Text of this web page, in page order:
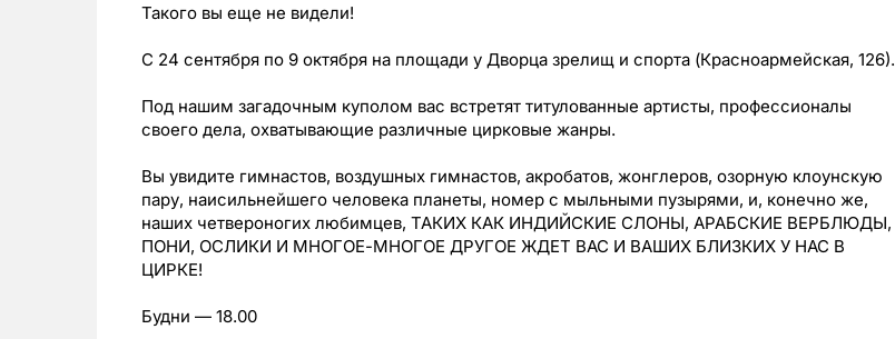
Такого вы еще не видели!
С 24 сентября по 9 октября на площади у Дворца зрелищ и спорта (Красноармейская, 126).
Под нашим загадочным куполом вас встретят титулованные артисты, профессионалы
своего дела, охватывающие различные цирковые жанры.
Вы увидите гимнастов, воздушных гимнастов, акробатов, жонглеров, озорную клоунскую
пару, наисильнейшего человека планеты, номер с мыльными пузырями, и, конечно же,
наших четвероногих любимцев, ТАКИХ КАК ИНДИЙСКИЕ СЛОНЫ, АРАБСКИЕ ВЕРБЛЮДЫ,
ПОНИ, ОСЛИКИ И МНОГОЕ-МНОГОЕ ДРУГОЕ ЖДЕТ ВАС И ВАШИХ БЛИЗКИХ У НАС В
ЦИРКЕ!
Будни — 18.00